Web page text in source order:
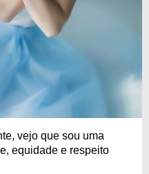
vejo que sou uma
equidade e respeito